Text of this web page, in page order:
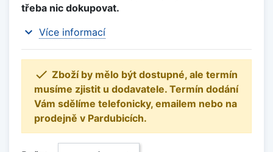
třeba nic dokupovat.
expand_more Více informací
 Zboží by mělo být dostupné, ale termín
musíme zjistit u dodavatele. Termín dodání
Vám sdělíme telefonicky, emailem nebo na
prodejně v Pardubicích.